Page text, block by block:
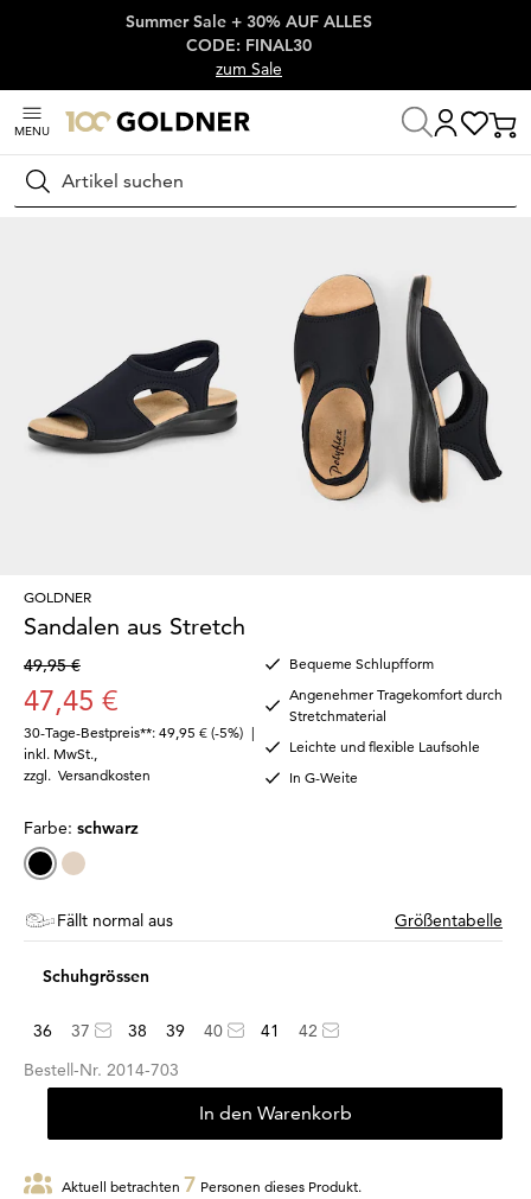
Überspringe Navigation, direkt zum Content
Summer Sale + 30% AUF ALLES
CODE: FINAL30
zum Sale
MENU
Suchen
Startseite Schuhe & Accessoires
GOLDNER
Sandalen aus Stretch
49,95 €
47,45 €
30-Tage-Bestpreis**: 49,95 € (-5%) |
inkl. MwSt.
zzgl. Versandkosten
Bequeme Schlupfform
Angenehmer Tragekomfort durch
Stretchmaterial
Leichte und flexible Laufsohle
In G-Weite
Farbe: schwarz
Fällt normal aus Größentabelle
Schuhgrössen
36 37 38 39 40 41
42
Bestell-Nr. 2014-703
In den Warenkorb
Aktuell betrachten 7 Personen dieses Produkt.